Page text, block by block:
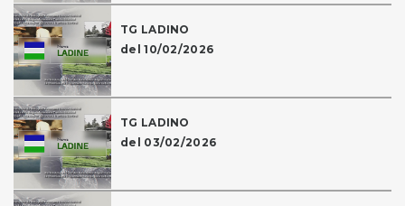
TG LADINO
del 10/02/2026
TG LADINO
del 03/02/2026